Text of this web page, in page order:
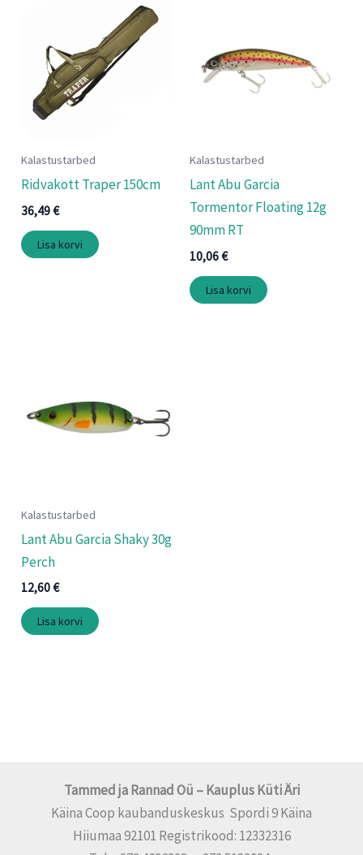
Kalastustarbed
Ridvakott Traper 150cm
36,49€
Lisa korvi
Kalastustarbed
Lant Abu Garcia
Tormentor Floating 12g
90mm RT
10,06€
Lisa korvi
Kalastustarbed
Lant Abu Garcia Shaky 30g
Perch
12,60€
Lisa korvi
Tammed ja Rannad Oü – Kauplus Küti Äri
Käina Coop kaubanduskeskus Spordi 9 Käina
Hiiumaa 92101 Registrikood: 12332316